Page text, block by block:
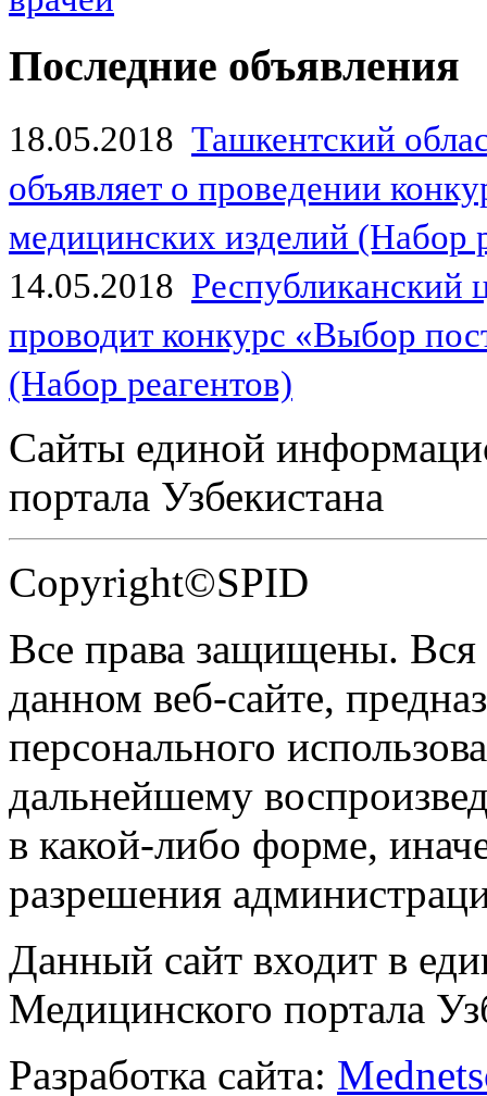
Последние объявления
18.05.2018 Ташкентский
объявляет о проведении
медицинских изделий (Набор
14.05.2018
проводит конкурс «Выбор
(Набор реагентов)
Сайты единой
портала Узбекистана
Copyright©SPID
Все права защищены.
данном веб-сайте,
персонального
дальнейшему
в какой-либо форме,
разрешения
Данный сайт входит в
Медицинского портала
Разработка сайта: